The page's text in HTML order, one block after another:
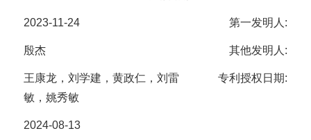
2023-11-24 第一发明人:
殷杰 其他发明人:
王康龙，刘学建，黄政仁，刘雷
敏，姚秀敏
专利授权日期:
2024-08-13